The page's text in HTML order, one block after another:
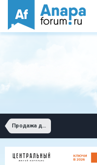
Продажа домов и земельных участков